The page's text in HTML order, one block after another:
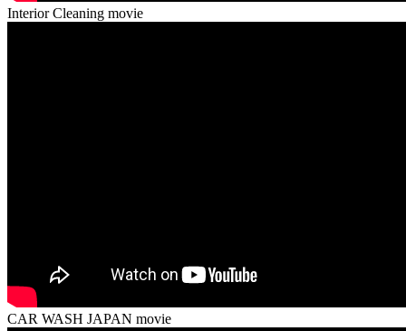
Interior Cleaning movie
CAR WASH JAPAN movie